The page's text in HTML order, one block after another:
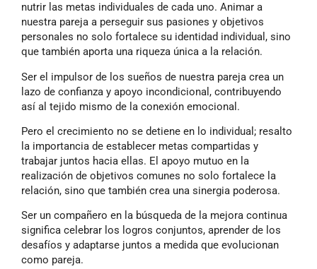
nutrir las metas individuales de cada uno. Animar a
nuestra pareja a perseguir sus pasiones y objetivos
personales no solo fortalece su identidad individual, sino
que también aporta una riqueza única a la relación.
Ser el impulsor de los sueños de nuestra pareja crea un
lazo de confianza y apoyo incondicional, contribuyendo
así al tejido mismo de la conexión emocional.
Pero el crecimiento no se detiene en lo individual; resalto
la importancia de establecer metas compartidas y
trabajar juntos hacia ellas. El apoyo mutuo en la
realización de objetivos comunes no solo fortalece la
relación, sino que también crea una sinergia poderosa.
Ser un compañero en la búsqueda de la mejora continua
significa celebrar los logros conjuntos, aprender de los
desafíos y adaptarse juntos a medida que evolucionan
como pareja.